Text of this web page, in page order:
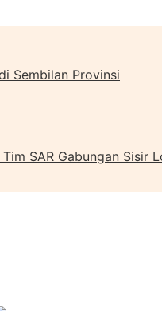
Sembilan Provinsi
SAR Gabungan Sisir